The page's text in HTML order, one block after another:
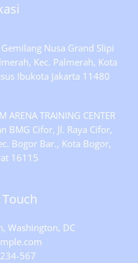
Nusa Grand Slipi
Kec. Palmerah, Kota
Ibukota Jakarta 11480
TRAINING CENTER
BMG Cifor, Jl. Raya Cifor,
Bogor Bar., Kota Bogor,
16115
Washington, DC
567